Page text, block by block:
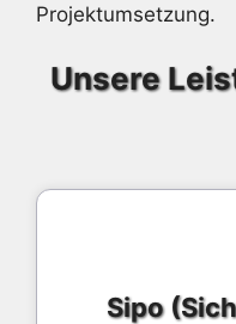
Projektumsetzung.
Unsere
Sipo